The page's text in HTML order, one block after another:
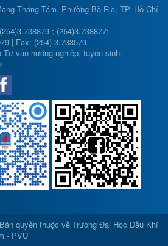
Tháng Tám, Phường Bà Rịa, TP. Hồ Chí
; (254)3.738877;
| Fax: (254) 3.733579
Tư vấn hướng nghiệp, tuyển sinh:
quyền thuộc về Trường Đại Học Dầu Khí
- PVU